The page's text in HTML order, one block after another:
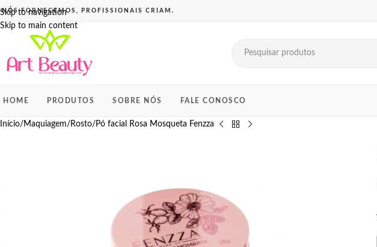
Skip to navigation
Skip to main content
HOME PRODUTOS SOBRE NÓS FALE CONOSCO
Início Maquiagem Rosto Pó facial Rosa Mosqueta Fenzza